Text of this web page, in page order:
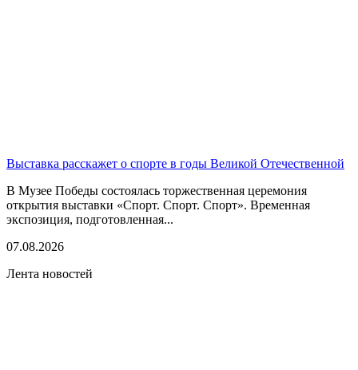
Выставка расскажет о спорте в годы Великой Отечественной
В Музее Победы состоялась торжественная церемония
открытия выставки «Спорт. Спорт. Спорт». Временная
экспозиция, подготовленная...
07.08.2026
Лента новостей